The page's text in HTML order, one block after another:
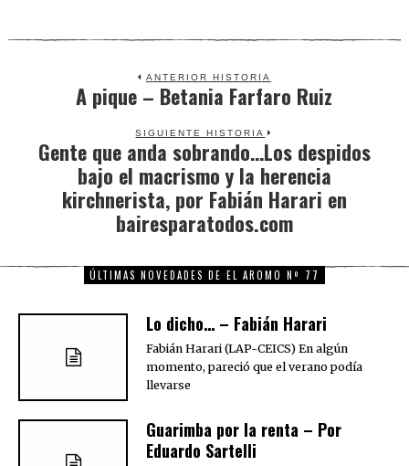
ANTERIOR HISTORIA
Previous
A pique – Betania Farfaro Ruiz
SIGUIENTE HISTORIA
Next
post:
Gente que anda sobrando…Los despidos
bajo el macrismo y la herencia
kirchnerista, por Fabián Harari en
bairesparatodos.com
ÚLTIMAS NOVEDADES DE EL AROMO Nº 77
Lo dicho… – Fabián Harari
Fabián Harari (LAP-CEICS) En algún
momento, pareció que el verano podía
llevarse
Guarimba por la renta – Por
Eduardo Sartelli